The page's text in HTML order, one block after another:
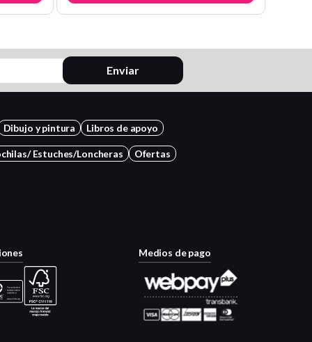
Enviar
Dibujo y pintura Libros de apoyo
Estuches/Loncheras Ofertas
Medios de pago